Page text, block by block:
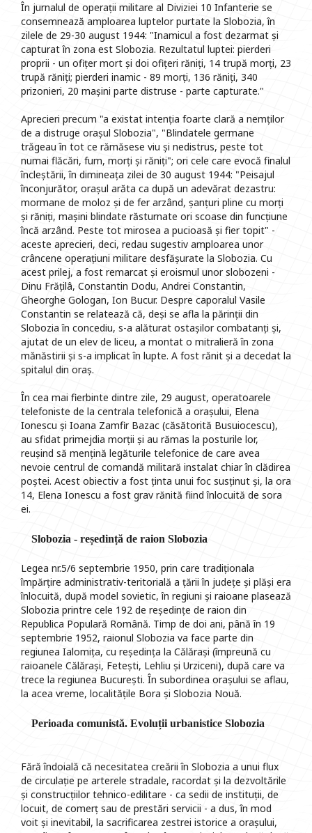
În jurnalul de operații militare al Diviziei 10 Infanterie se
consemnează amploarea luptelor purtate la Slobozia, în
zilele de 29-30 august 1944: "Inamicul a fost dezarmat și
capturat în zona est Slobozia. Rezultatul luptei: pierderi
proprii - un ofițer mort și doi ofițeri răniți, 14 trupă morți, 23
trupă răniți; pierderi inamic - 89 morți, 136 răniți, 340
prizonieri, 20 mașini parte distruse - parte capturate."
Aprecieri precum "a existat intenția foarte clară a nemților
de a distruge orașul Slobozia", "Blindatele germane
trăgeau în tot ce rămăsese viu și nedistrus, peste tot
numai flăcări, fum, morți și răniți"; ori cele care evocă finalul
încleștării, în dimineața zilei de 30 august 1944: "Peisajul
înconjurător, orașul arăta ca după un adevărat dezastru:
mormane de moloz și de fer arzând, șanțuri pline cu morți
și răniți, mașini blindate răsturnate ori scoase din funcțiune
încă arzând. Peste tot mirosea a pucioasă și fier topit" -
aceste aprecieri, deci, redau sugestiv amploarea unor
crâncene operațiuni militare desfășurate la Slobozia. Cu
acest prilej, a fost remarcat și eroismul unor slobozeni -
Dinu Frățilâ, Constantin Dodu, Andrei Constantin,
Gheorghe Gologan, Ion Bucur. Despre caporalul Vasile
Constantin se relatează că, deși se afla la părinții din
Slobozia în concediu, s-a alăturat ostașilor combatanți și,
ajutat de un elev de liceu, a montat o mitralieră în zona
mănăstirii și s-a implicat în lupte. A fost rănit și a decedat la
spitalul din oraș.
În cea mai fierbinte dintre zile, 29 august, operatoarele
telefoniste de la centrala telefonică a orașului, Elena
Ionescu și Ioana Zamfir Bazac (căsătorită Busuiocescu),
au sfidat primejdia morții și au rămas la posturile lor,
reușind să mențină legăturile telefonice de care avea
nevoie centrul de comandă militară instalat chiar în clădirea
poștei. Acest obiectiv a fost ținta unui foc susținut și, la ora
14, Elena Ionescu a fost grav rănită fiind înlocuită de sora
ei.
Slobozia - reședință de raion Slobozia
Legea nr.5/6 septembrie 1950, prin care tradiționala
împărțire administrativ-teritorială a țării în județe și plăși era
înlocuită, după model sovietic, în regiuni și raioane plasează
Slobozia printre cele 192 de reședințe de raion din
Republica Populară Română. Timp de doi ani, până în 19
septembrie 1952, raionul Slobozia va face parte din
regiunea Ialomița, cu reședința la Călărași (împreună cu
raioanele Călărași, Fetești, Lehliu și Urziceni), după care va
trece la regiunea București. În subordinea orașului se aflau,
la acea vreme, localitățile Bora și Slobozia Nouă.
Perioada comunistă. Evoluții urbanistice Slobozia
Fără îndoială că necesitatea creării în Slobozia a unui flux
de circulație pe arterele stradale, racordat și la dezvoltările
și construcțiilor tehnico-edilitare - ca sedii de instituții, de
locuit, de comerț sau de prestări servicii - a dus, în mod
voit și inevitabil, la sacrificarea zestrei istorice a orașului,